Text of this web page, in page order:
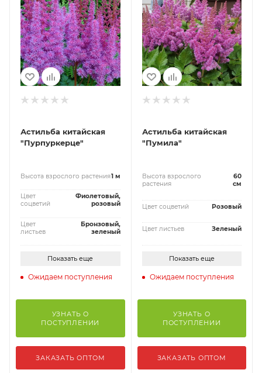
Астильба китайская
"Пурпуркерце"
Высота взрослого растения1 м
Цвет
соцветий
Фиолетовый,
розовый
Цвет
листьев
Бронзовый,
зеленый
Показать еще
Ожидаем поступления
УЗНАТЬ О
ПОСТУПЛЕНИИ
ЗАКАЗАТЬ ОПТОМ
Астильба китайская
"Пумила"
Высота взрослого
растения
60
см
Цвет соцветий Розовый
Цвет листьев Зеленый
Показать еще
Ожидаем поступления
УЗНАТЬ О
ПОСТУПЛЕНИИ
ЗАКАЗАТЬ ОПТОМ